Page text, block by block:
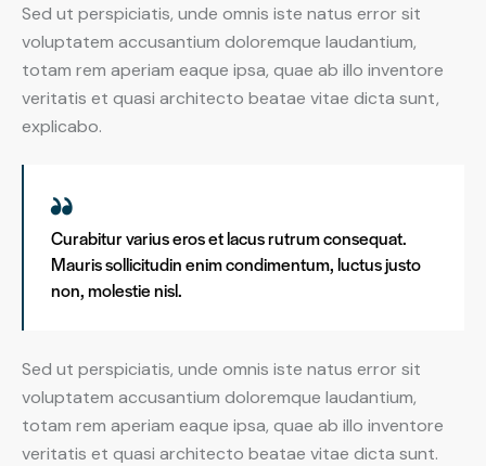
Sed ut perspiciatis, unde omnis iste natus error sit
voluptatem accusantium doloremque laudantium,
totam rem aperiam eaque ipsa, quae ab illo inventore
veritatis et quasi architecto beatae vitae dicta sunt,
explicabo.
Curabitur varius eros et lacus rutrum consequat.
Mauris sollicitudin enim condimentum, luctus justo
non, molestie nisl.
Sed ut perspiciatis, unde omnis iste natus error sit
voluptatem accusantium doloremque laudantium,
totam rem aperiam eaque ipsa, quae ab illo inventore
veritatis et quasi architecto beatae vitae dicta sunt.